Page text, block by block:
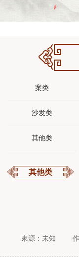
案类
沙发类
其他类
其他类
來源：未知